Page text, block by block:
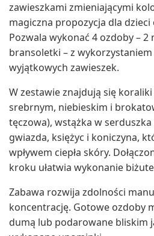
zawieszkami zmieniającymi
magiczna propozycja dla dzieci
Pozwala wykonać 4 ozdoby – 2
bransoletki – z
wyjątkowych zawieszek.
W zestawie znajdują się
srebrnym, niebieskim i
tęczowa), wstążka w
gwiazda, księżyc i koniczyna,
wpływem ciepła skóry.
kroku ułatwia wykonanie
Zabawa rozwija zdolności
koncentrację. Gotowe ozdoby
dumą lub podarowane bliskim